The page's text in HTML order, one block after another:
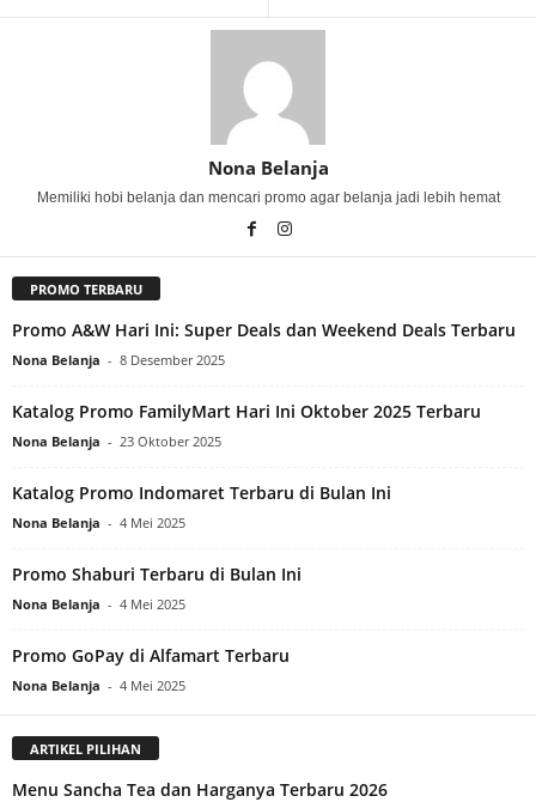
Nona Belanja
Memiliki hobi belanja dan mencari promo agar belanja jadi lebih hemat
PROMO TERBARU
Promo A&W Hari Ini: Super Deals dan Weekend Deals Terbaru
Nona Belanja - 8 Desember 2025
Katalog Promo FamilyMart Hari Ini Oktober 2025 Terbaru
Nona Belanja - 23 Oktober 2025
Katalog Promo Indomaret Terbaru di Bulan Ini
Nona Belanja - 4 Mei 2025
Promo Shaburi Terbaru di Bulan Ini
Nona Belanja - 4 Mei 2025
Promo GoPay di Alfamart Terbaru
Nona Belanja - 4 Mei 2025
ARTIKEL PILIHAN
Menu Sancha Tea dan Harganya Terbaru 2026